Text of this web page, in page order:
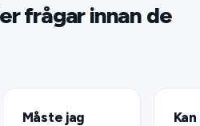
frågar innan de
Måste jag